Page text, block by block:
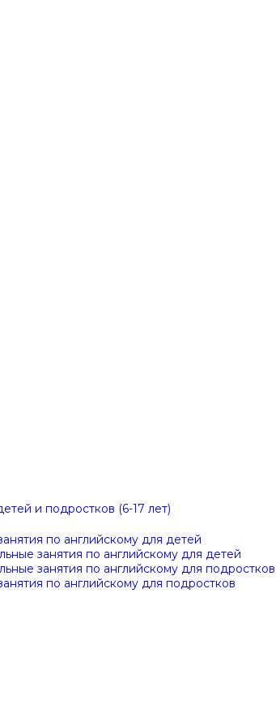
и подростков (6-17 лет)
по английскому для детей
занятия по английскому для детей
занятия по английскому для подростков
по английскому для подростков